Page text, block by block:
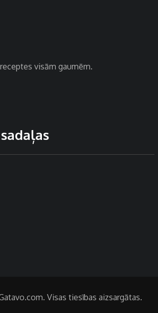
visām gaumēm.
Visas tiesības aizsargātas.